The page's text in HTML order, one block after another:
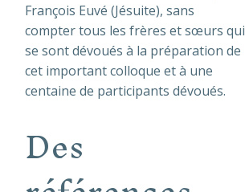
François Euvé (Jésuite), sans
compter tous les frères et sœurs qui
se sont dévoués à la préparation de
cet important colloque et à une
centaine de participants dévoués.
Des